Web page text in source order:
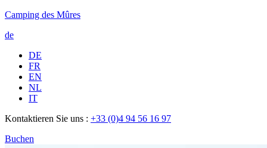
Camping des Mûres
de
DE
FR
EN
NL
IT
Kontaktieren Sie uns : +33 (0)4 94 56 16 97
Buchen